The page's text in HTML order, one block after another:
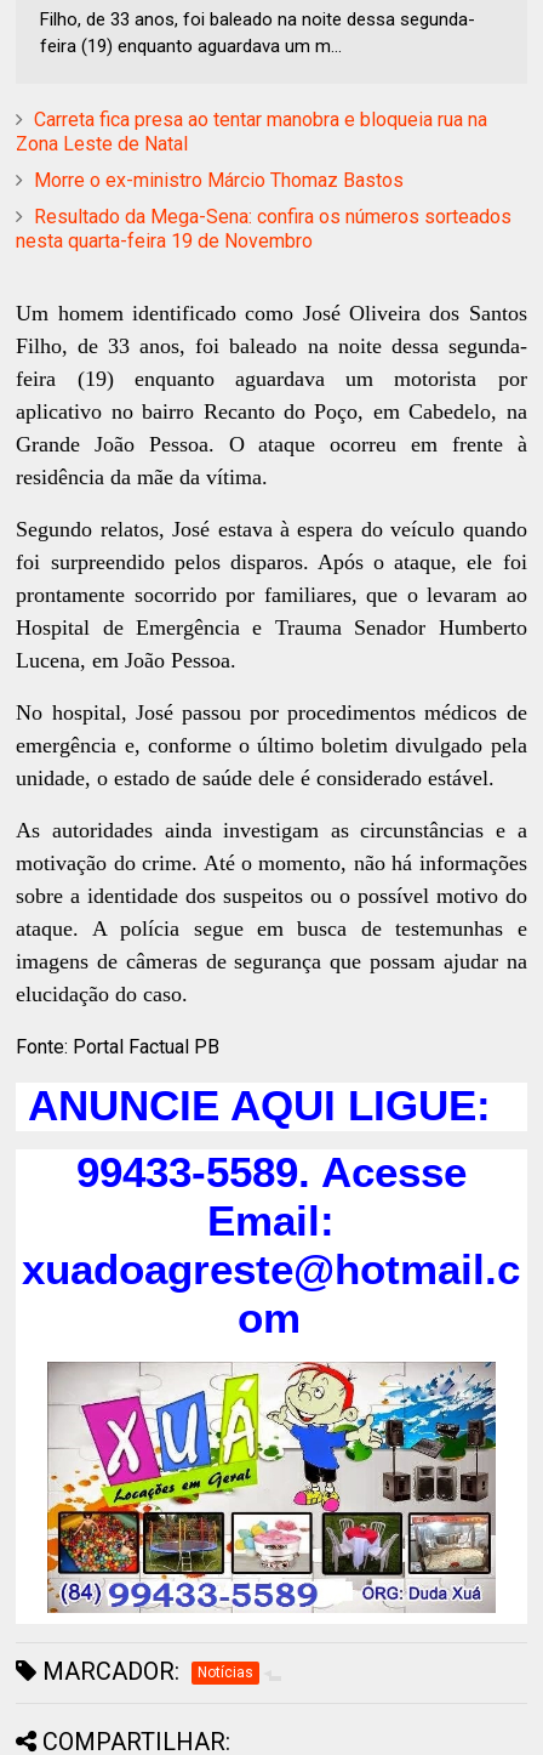
Filho, de 33 anos, foi baleado na noite dessa segunda-
feira (19) enquanto aguardava um m...
Carreta fica presa ao tentar manobra e bloqueia rua na
Zona Leste de Natal
Morre o ex-ministro Márcio Thomaz Bastos
Resultado da Mega-Sena: confira os números sorteados
nesta quarta-feira 19 de Novembro
Um homem identificado como José Oliveira dos Santos
Filho, de 33 anos, foi baleado na noite dessa segunda-
feira (19) enquanto aguardava um motorista por
aplicativo no bairro Recanto do Poço, em Cabedelo, na
Grande João Pessoa. O ataque ocorreu em frente à
residência da mãe da vítima.
Segundo relatos, José estava à espera do veículo quando
foi surpreendido pelos disparos. Após o ataque, ele foi
prontamente socorrido por familiares, que o levaram ao
Hospital de Emergência e Trauma Senador Humberto
Lucena, em João Pessoa.
No hospital, José passou por procedimentos médicos de
emergência e, conforme o último boletim divulgado pela
unidade, o estado de saúde dele é considerado estável.
As autoridades ainda investigam as circunstâncias e a
motivação do crime. Até o momento, não há informações
sobre a identidade dos suspeitos ou o possível motivo do
ataque. A polícia segue em busca de testemunhas e
imagens de câmeras de segurança que possam ajudar na
elucidação do caso.
Fonte: Portal Factual PB
ANUNCIE AQUI LIGUE:
99433-5589. Acesse
Email:
xuadoagreste@hotmail.c
om
MARCADOR: Notícias
COMPARTILHAR: